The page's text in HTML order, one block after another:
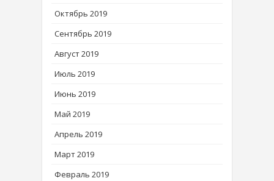
Октябрь 2019
Сентябрь 2019
Август 2019
Июль 2019
Июнь 2019
Май 2019
Апрель 2019
Март 2019
Февраль 2019